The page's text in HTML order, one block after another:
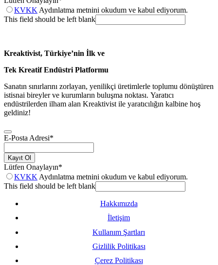
KVKK Aydınlatma metnini okudum ve kabul ediyorum.
This field should be left blank
Kreaktivist, Türkiye’nin İlk ve
Tek Kreatif Endüstri Platformu
Sanatın sınırlarını zorlayan, yenilikçi üretimlerle toplumu dönüştüren
istisnai bireyler ve kurumların buluşma noktası. Yaratıcı
endüstrilerden ilham alan Kreaktivist ile yaratıcılığın kalbine hoş
geldiniz!
E-Posta Adresi*
Kayıt Ol
Lütfen Onaylayın*
KVKK Aydınlatma metnini okudum ve kabul ediyorum.
This field should be left blank
Hakkımızda
İletişim
Kullanım Şartları
Gizlilik Politikası
Çerez Politikası